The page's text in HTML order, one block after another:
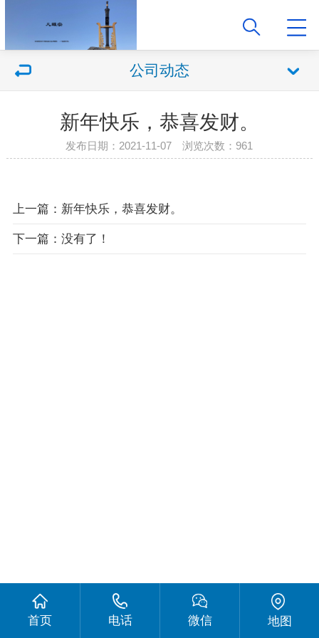
公司动态
新年快乐，恭喜发财。
发布日期：2021-11-07 浏览次数：961
上一篇：新年快乐，恭喜发财。
下一篇：没有了！
首页 电话 微信 地图